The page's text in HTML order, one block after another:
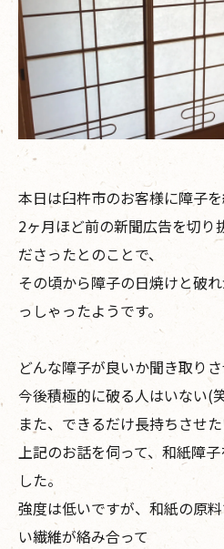
本日は臼杵市のお客様に障子を
2ヶ月ほど前の新聞広告を切り
ださったとのことで、
その頃から障子の日焼けと破
っしゃったようです。
どんな障子が良いか聞き取り
今後積極的に破る人はいない(
また、できるだけ長持ちさせ
上記のお話を伺って、和紙障
した。
強度は低いですが、和紙の原
い繊維が絡み合って